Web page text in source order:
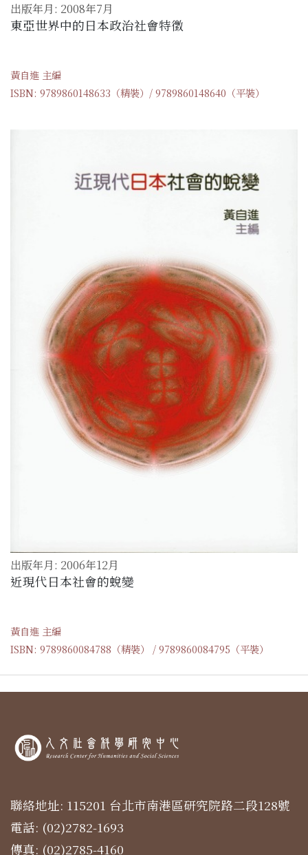
出版年月: 2008年7月
東亞世界中的日本政治社會特徵
黃自進 主編
ISBN: 9789860148633（精裝）/ 9789860148640（平裝）
出版年月: 2006年12月
近現代日本社會的蛻變
黃自進 主編
ISBN: 9789860084788（精裝） / 9789860084795（平裝）
聯絡地址: 115201 台北市南港區研究院路二段128號
電話: (02)2782-1693
傳真: (02)2785-4160